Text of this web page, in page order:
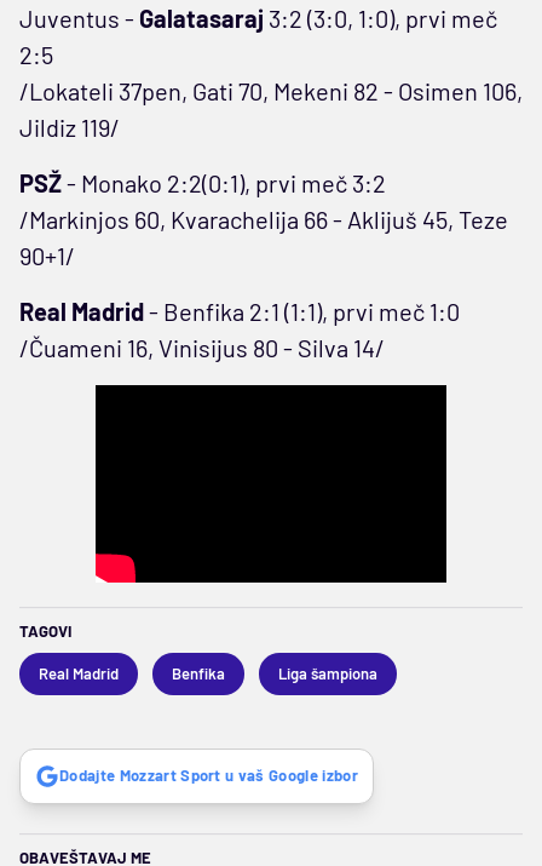
Juventus - Galatasaraj 3:2 (3:0, 1:0), prvi meč
2:5
/Lokateli 37pen, Gati 70, Mekeni 82 - Osimen 106,
Jildiz 119/
PSŽ- Monako 2:2(0:1), prvi meč 3:2
/Markinjos 60, Kvarachelija 66 - Aklijuš 45, Teze
90+1/
Real Madrid- Benfika 2:1 (1:1), prvi meč 1:0
/Čuameni 16, Vinisijus 80 - Silva 14/
TAGOVI
Real Madrid Benfika Liga šampiona
Dodajte Mozzart Sport u vaš Google izbor
OBAVEŠTAVAJ ME